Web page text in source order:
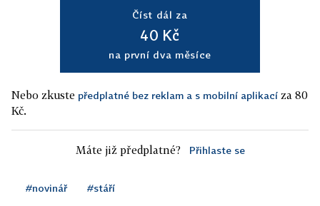
Číst dál za
40 Kč
na první dva měsíce
Nebo zkuste předplatné bez reklam a s mobilní aplikací za 80
Kč.
Máte již předplatné? Přihlaste se
#novinář #stáří